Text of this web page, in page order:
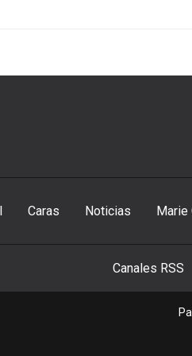
Caras Noticias Marie
Canales RSS